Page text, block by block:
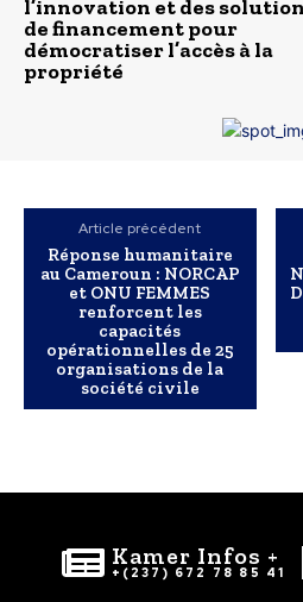
l’innovation et des
de financement pour
démocratiser l’accès à la
propriété
Article précédent
Réponse humanitaire
au Cameroun : NORCAP
et ONU FEMMES
renforcent les
capacités
opérationnelles de 25
organisations de la
société civile
Kamer Infos +
+(237) 672 78 85 41